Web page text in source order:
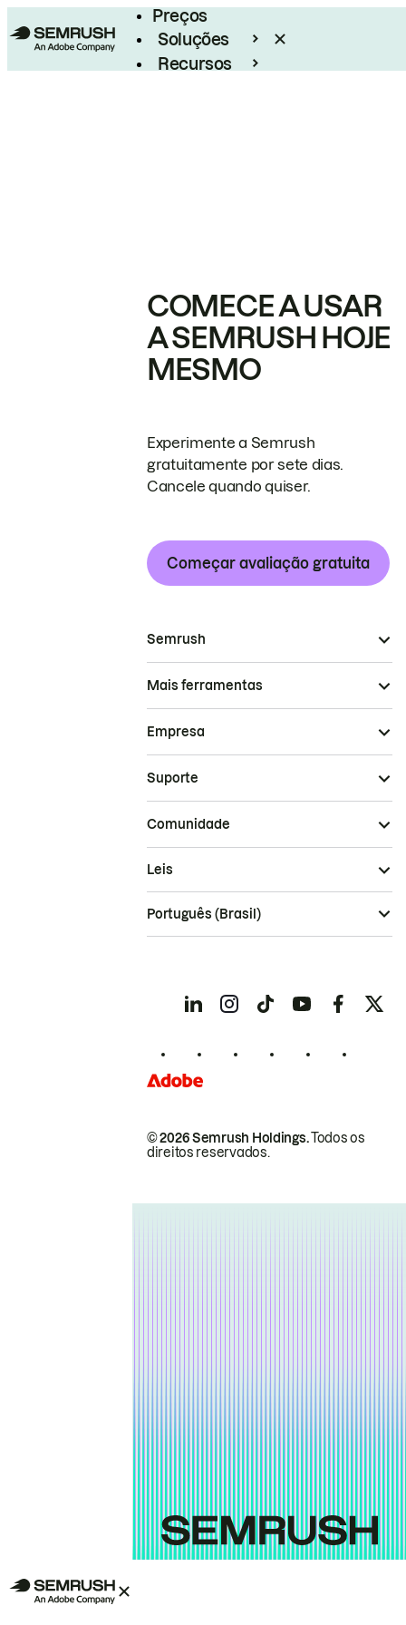
Preços
Soluções
Recursos
COMECE A USAR
A SEMRUSH HOJE
MESMO
Experimente a Semrush
gratuitamente por sete dias.
Cancele quando quiser.
Começar avaliação gratuita
Semrush
Mais ferramentas
Empresa
Suporte
Comunidade
© 2026 Semrush Holdings.Todos os
direitos reservados.
Leis
Português (Brasil)